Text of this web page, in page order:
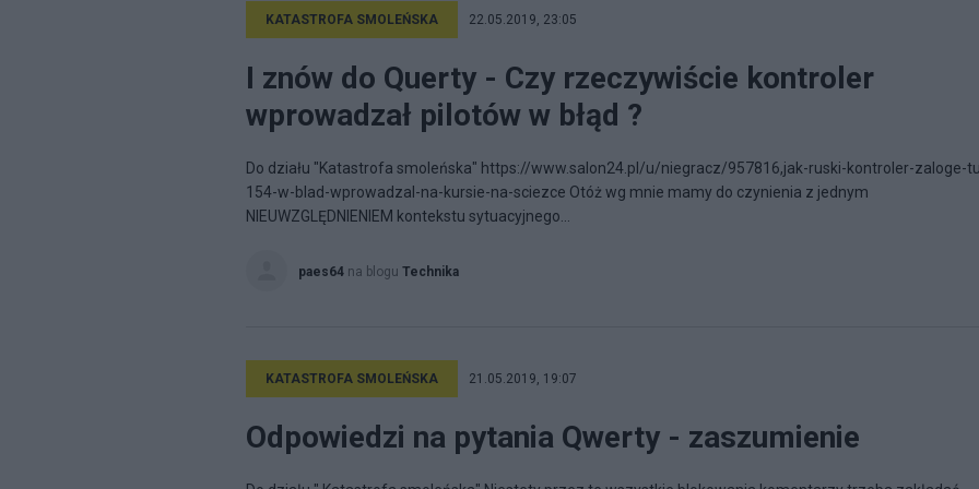
KATASTROFA SMOLEŃSKA 22.05.2019, 23:05
I znów do Querty - Czy rzeczywiście kontroler
wprowadzał pilotów w błąd ?
Do działu "Katastrofa smoleńska" https://www.salon24.pl/u/niegracz/957816,jak-ruski-kontroler-zaloge-
154-w-blad-wprowadzal-na-kursie-na-sciezce Otóż wg mnie mamy do czynienia z jednym
NIEUWZGLĘDNIENIEM kontekstu sytuacyjnego...
paes64 na blogu Technika
KATASTROFA SMOLEŃSKA 21.05.2019, 19:07
Odpowiedzi na pytania Qwerty - zaszumienie